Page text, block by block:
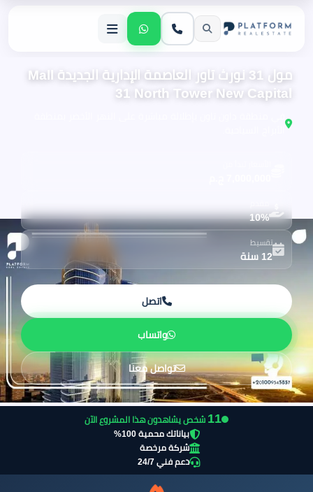
مول 31 نورث تاور العاصمة الإدارية الجديدة Mall
31 North Tower New Capital
10%
تقسيط
12 سنة
اتصل
واتساب
تواصل معنا
12 شخص يشاهدون هذا المشروع الآن
بياناتك محمية 100%
شركة مرخصة
دعم فني 24/7